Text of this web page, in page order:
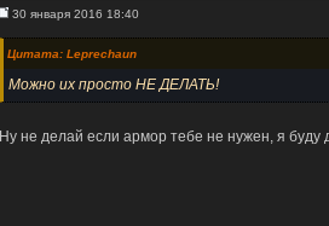
30 января 2016 18:40
Цитата: Leprechaun
Можно их просто НЕ ДЕЛАТЬ!
Ну не делай если армор тебе не нужен, я буду